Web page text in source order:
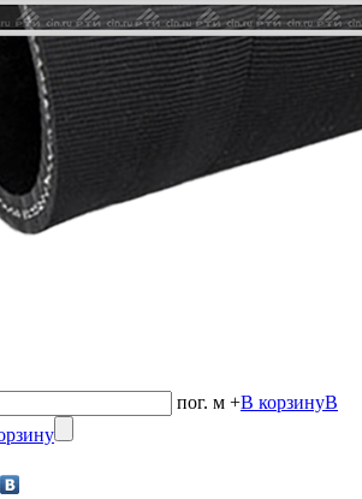
пог. м +В корзинуВ